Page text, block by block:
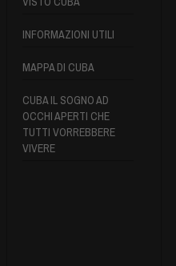
INFORMAZIONI UTILI
MAPPA DI CUBA
CUBA IL SOGNO AD
OCCHI APERTI CHE
TUTTI VORREBBERE
VIVERE